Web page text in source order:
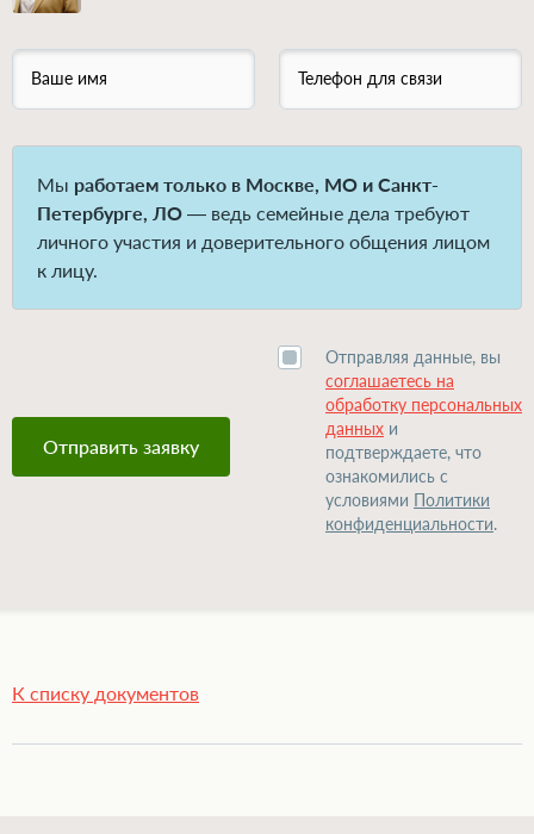
Ваше имя Телефон для связи
Мы работаем только в Москве, МО и Санкт-
Петербурге, ЛО — ведь семейные дела требуют
личного участия и доверительного общения лицом
к лицу.
Отправляя данные, вы
соглашаетесь на
обработку персональных
данных и
подтверждаете, что
ознакомились с
условиями Политики
конфиденциальности.
К списку документов